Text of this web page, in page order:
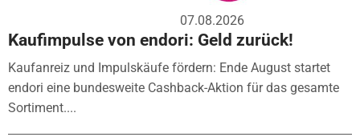
07.08.2026
Kaufimpulse von endori: Geld zurück!
Kaufanreiz und Impulskäufe fördern: Ende August startet
endori eine bundesweite Cashback-Aktion für das gesamte
Sortiment....